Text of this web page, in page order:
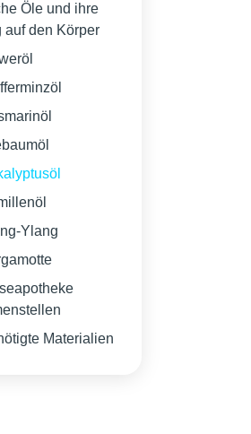
Öle und ihre
auf den Körper
Ylang
Materialien